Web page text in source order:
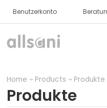
Benutzerkonto
NORMAL CARTILAGE /
Home Products Produkte
Produkte